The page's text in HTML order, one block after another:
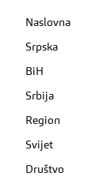
Naslovna
Srpska
BiH
Srbija
Region
Svijet
Društvo